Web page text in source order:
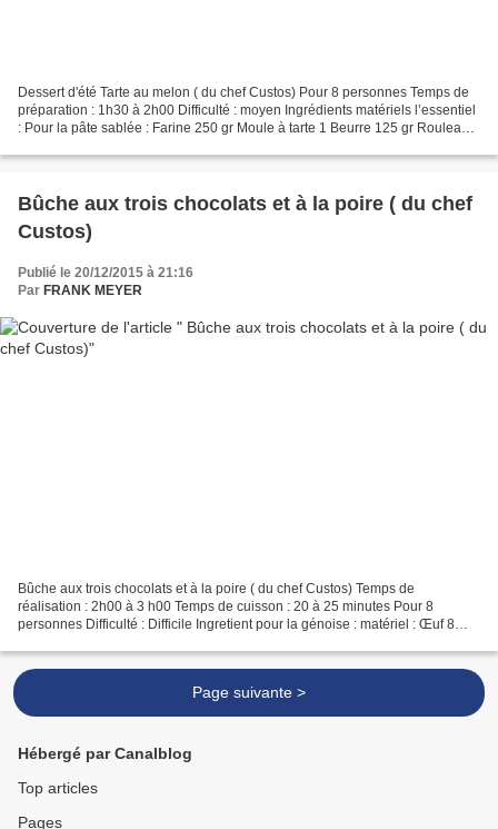
Dessert d'été Tarte au melon ( du chef Custos) Pour 8 personnes Temps de
préparation : 1h30 à 2h00 Difficulté : moyen Ingrédients matériels l’essentiel
: Pour la pâte sablée : Farine 250 gr Moule à tarte 1 Beurre 125 gr Rouleau à
Bûche aux trois chocolats et à la poire ( du chef
Custos)
Publié le 20/12/2015 à 21:16
Par FRANK MEYER
Bûche aux trois chocolats et à la poire ( du chef Custos) Temps de
réalisation : 2h00 à 3 h00 Temps de cuisson : 20 à 25 minutes Pour 8
personnes Difficulté : Difficile Ingretient pour la génoise : matériel : Œuf 8
Page suivante >
Hébergé par Canalblog
Top articles
Pages